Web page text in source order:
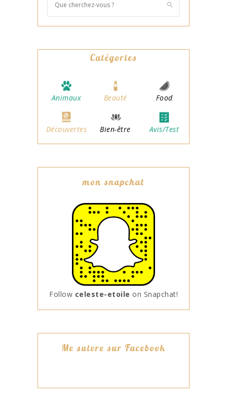
Catégories
Animaux Beauté Food
Découvertes Bien-être Avis/Test
mon snapchat
Follow celeste-etoile on Snapchat!
Me suivre sur Facebook